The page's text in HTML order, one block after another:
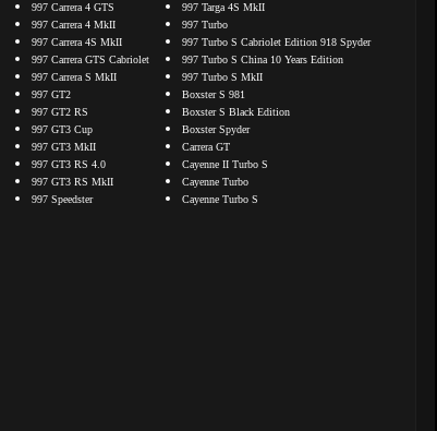
997 Carrera 4 GTS
997 Carrera 4 MkII
997 Carrera 4S MkII
997 Carrera GTS Cabriolet
997 Carrera S MkII
997 GT2
997 GT2 RS
997 GT3 Cup
997 GT3 MkII
997 GT3 RS 4.0
997 GT3 RS MkII
997 Speedster
997 Targa 4S MkII
997 Turbo
997 Turbo S Cabriolet Edition 918 Spyder
997 Turbo S China 10 Years Edition
997 Turbo S MkII
Boxster S 981
Boxster S Black Edition
Boxster Spyder
Carrera GT
Cayenne II Turbo S
Cayenne Turbo
Cayenne Turbo S